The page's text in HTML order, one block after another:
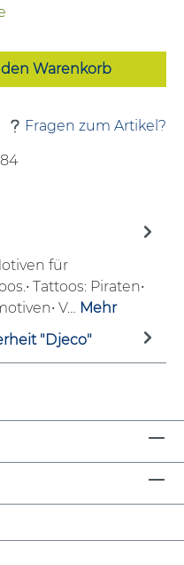
den
den Warenkorb
Fragen zum Artikel?
für
Tattoos: Piraten•
V… Mehr
"Djeco"